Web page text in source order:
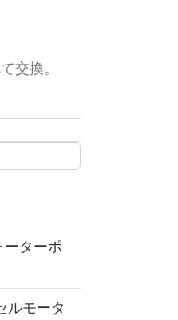
交換。
ターポ
モータ